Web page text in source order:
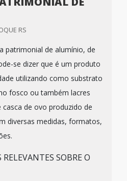
RS
patrimonial de alumínio, de
se dizer que é um produto
utilizando como substrato
fosco ou também lacres
de ovo produzido de
diversas medidas, formatos,
SOBRE O